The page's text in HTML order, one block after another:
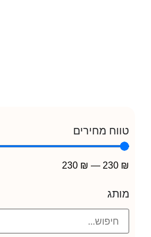
טווח מחירים
₪
230
—
₪
230
מותג